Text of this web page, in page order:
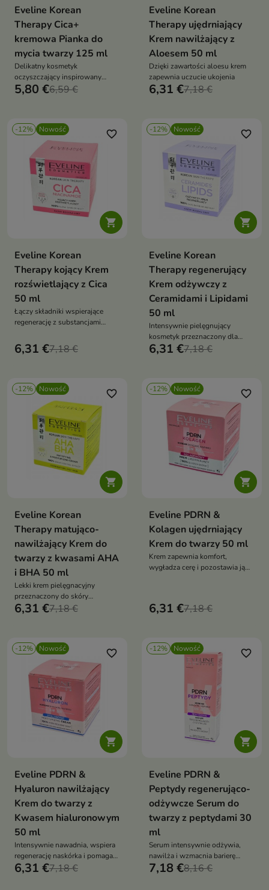
Eveline Korean
Therapy Cica+
kremowa Pianka do
mycia twarzy 125 ml
Delikatny kosmetyk
oczyszczający inspirowany
koreańską pielęgnacją
5,80 €6,59 €
Eveline Korean
Therapy ujędrniający
Krem nawilżający z
Aloesem 50 ml
Dzięki zawartości aloesu krem
zapewnia uczucie ukojenia
6,31 €7,18 €
-12% Nowość

favorite_border
Eveline Korean
Therapy kojący Krem
rozświetlający z Cica
50 ml
Łączy składniki wspierające
regenerację z substancjami
6,31 €7,18 €
-12% Nowość

favorite_border
Eveline Korean
Therapy regenerujący
Krem odżywczy z
Ceramidami i Lipidami
50 ml
Intensywnie pielęgnujący
kosmetyk przeznaczony dla
skóry wymagającej odbudowy,
6,31 €7,18 €
-12% Nowość

favorite_border
Eveline Korean
Therapy matująco-
nawilżający Krem do
twarzy z kwasami AHA
i BHA 50 ml
Lekki krem pielęgnacyjny
przeznaczony do skóry
mieszanej, tłustej i
6,31 €7,18 €
-12% Nowość

favorite_border
Eveline PDRN &
Kolagen ujędrniający
Krem do twarzy 50 ml
Krem zapewnia komfort,
wygładza cerę i pozostawia ją
6,31 €7,18 €
-12% Nowość

favorite_border
Eveline PDRN &
Hyaluron nawilżający
Krem do twarzy z
Kwasem hialuronowym
50 ml
Intensywnie nawadnia, wspiera
regenerację naskórka i pomaga
zachować jędrność.
6,31 €7,18 €
-12% Nowość

favorite_border
Eveline PDRN &
Peptydy regenerująco-
odżywcze Serum do
twarzy z peptydami 30
ml
Serum intensywnie odżywia,
nawilża i wzmacnia barierę
ochronną skóry
7,18 €8,16 €